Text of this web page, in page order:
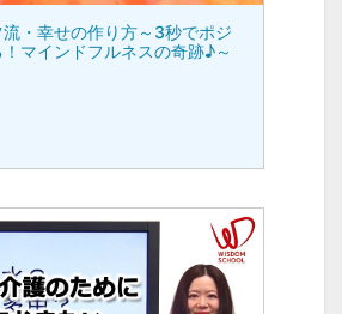
・幸せの作り方～3秒でポジ
マインドフルネスの奇跡♪～